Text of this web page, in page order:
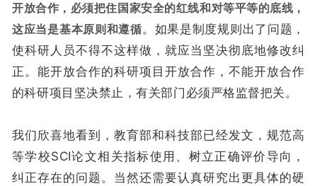
开放合作，必须把住国家安全的红线和对等平等的底线，
这应当是基本原则和遵循。如果是制度规则出了问题，
使科研人员不得不这样做，就应当坚决彻底地修改纠
正。能开放合作的科研项目开放合作，不能开放合作
的科研项目坚决禁止，有关部门必须严格监督把关。
我们欣喜地看到，教育部和科技部已经发文，规范高
等学校SCI论文相关指标使用、树立正确评价导向，
纠正存在的问题。当然还需要认真研究出更具体的硬